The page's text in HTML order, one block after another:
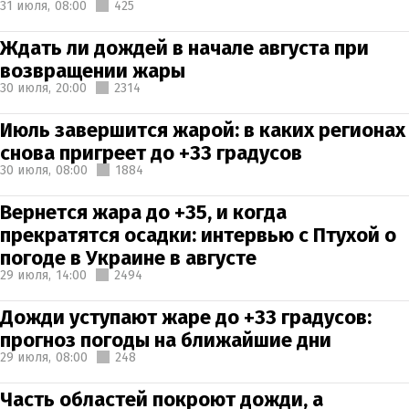
31 июля, 08:00 425
Ждать ли дождей в начале августа при
возвращении жары
30 июля, 20:00 2314
Июль завершится жарой: в каких регионах
снова пригреет до +33 градусов
30 июля, 08:00 1884
Вернется жара до +35, и когда
прекратятся осадки: интервью с Птухой о
погоде в Украине в августе
29 июля, 14:00 2494
Дожди уступают жаре до +33 градусов:
прогноз погоды на ближайшие дни
29 июля, 08:00 248
Часть областей покроют дожди, а